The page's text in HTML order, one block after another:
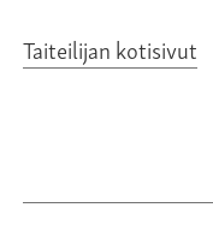
Taiteilijan kotisivut